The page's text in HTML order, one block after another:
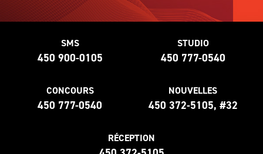
SMS
450 900-0105
STUDIO
450 777-0540
CONCOURS
450 777-0540
NOUVELLES
450 372-5105, #32
RÉCEPTION